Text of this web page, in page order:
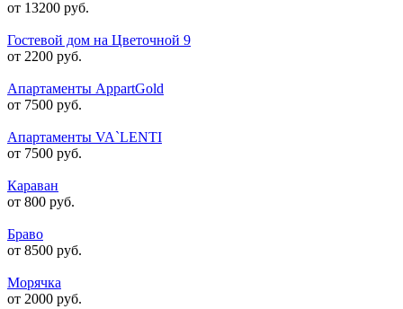
от 13200 руб.
Гостевой дом на Цветочной 9
от 2200 руб.
Апартаменты AppartGold
от 7500 руб.
Апартаменты VA`LENTI
от 7500 руб.
Караван
от 800 руб.
Браво
от 8500 руб.
Морячка
от 2000 руб.